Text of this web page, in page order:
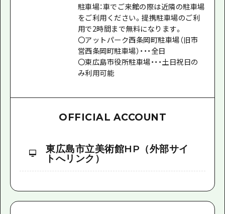
駐車場：車でご来館の際は近隣の駐車場
をご利用ください。提携駐車場のご利
用で2時間まで無料になります。
〇アットパーク西条岡町駐車場（旧市
営西条岡町駐車場）・・・全日
〇東広島市役所駐車場・・・土日祝日の
み利用可能
OFFICIAL ACCOUNT
東広島市立美術館HP（外部サイ
トへリンク）